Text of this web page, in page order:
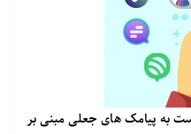
به پیامک های جعلی مبنی بر